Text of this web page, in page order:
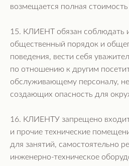
возмещается полная
15. КЛИЕНТ обязан соблюдать
общественный порядок и
поведения, вести себя
по отношению к другим
обслуживающему персоналу,
создающих опасность для
16. КЛИЕНТУ запрещено
и прочие технические
для занятий, самостоятельно
инженерно-техническое